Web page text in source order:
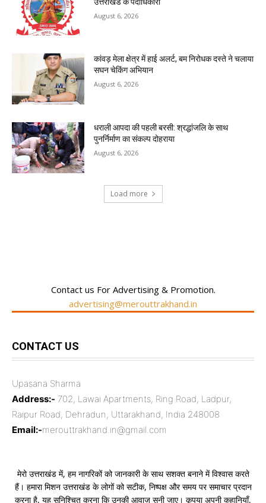
August 6, 2026
कांवड़ मेला क्षेत्र में हाई अलर्ट, बम निरोधक दस्ते ने चलाया
सघन चेकिंग अभियान
August 6, 2026
धराली आपदा की पहली बरसी: श्रद्धांजलि के साथ
पुनर्निर्माण का संकल्प दोहराया
August 6, 2026
Load more
Contact us For Advertising & Promotion.
advertising@merouttrakhand.in
CONTACT US
Upasana Sharma
Address:- 702, Lawai Apartments, Ring Road, Ladpur,
Raipur Road, Dehradun, Uttarakhand, India 248008
Email:-merouttrakhand.in@gmail.com
मेरो उत्तराखंड में, हम नागरिकों को जानकारी के साथ सशक्त बनाने में विश्वास करते
हैं। हमारा मिशन उत्तराखंड के लोगों को सटीक, निष्पक्ष और समय पर समाचार प्रदान
करना है, यह सुनिश्चित करना कि उनकी आवाज़ सुनी जाए। कृपया अपनी कहानियाँ,